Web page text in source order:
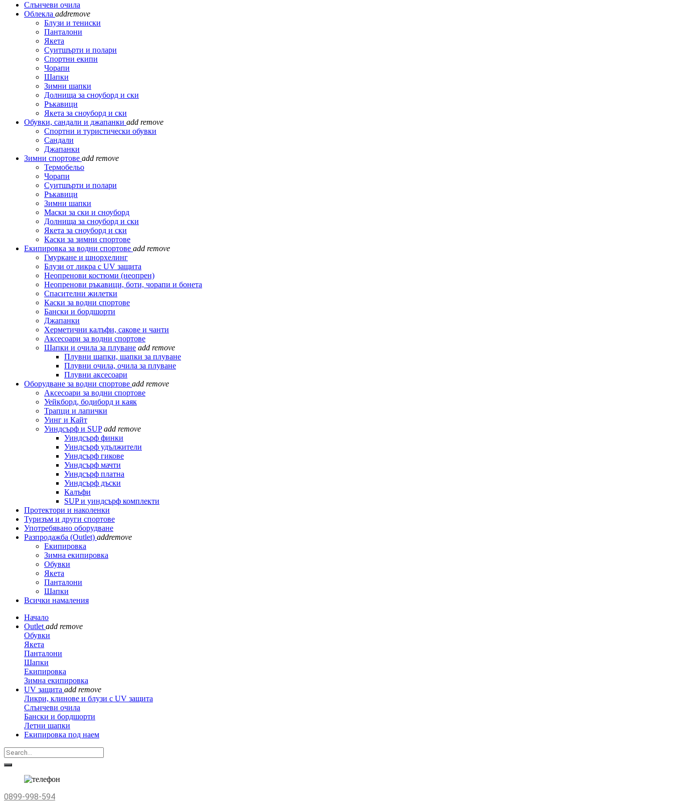
Слънчеви очила
Облекла addremove
Блузи и тениски
Панталони
Якета
Суитшърти и полари
Спортни екипи
Чорапи
Шапки
Зимни шапки
Долнища за сноуборд и ски
Ръкавици
Якета за сноуборд и ски
Обувки, сандали и джапанки add remove
Спортни и туристически обувки
Сандали
Джапанки
Зимни спортове add remove
Термобельо
Чорапи
Суитшърти и полари
Ръкавици
Зимни шапки
Маски за ски и сноуборд
Долнища за сноуборд и ски
Якета за сноуборд и ски
Каски за зимни спортове
Екипировка за водни спортове add remove
Гмуркане и шнорхелинг
Блузи от ликра с UV защита
Неопренови костюми (неопрен)
Неопренови ръкавици, боти, чорапи и бонета
Спасителни жилетки
Каски за водни спортове
Бански и бордшорти
Джапанки
Херметични калъфи, сакове и чанти
Аксесоари за водни спортове
Шапки и очила за плуване add remove
Плувни шапки, шапки за плуване
Плувни очила, очила за плуване
Плувни аксесоари
Оборудване за водни спортове add remove
Аксесоари за водни спортове
Уейкборд, бодиборд и каяк
Трапци и лапички
Уинг и Кайт
Уиндсърф и SUP add remove
Уиндсърф финки
Уиндсърф удължители
Уиндсърф гикове
Уиндсърф мачти
Уиндсърф платна
Уиндсърф дъски
Калъфи
SUP и уиндсърф комплекти
Протектори и наколенки
Туризъм и други спортове
Употребявано оборудване
Разпродажба (Outlet) addremove
Екипировка
Зимна екипировка
Обувки
Якета
Панталони
Шапки
Всички намаления
Начало
Outlet add remove
Обувки
Якета
Панталони
Шапки
Екипировка
Зимна екипировка
UV защита add remove
Ликри, клинове и блузи с UV защита
Слънчеви очила
Бански и бордшорти
Летни шапки
Екипировка под наем
0899-998-594